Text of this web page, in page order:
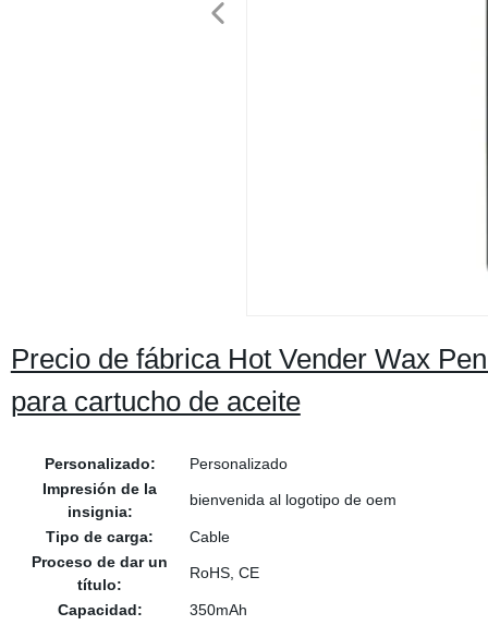
Precio de fábrica Hot Vender Wax
para cartucho de aceite
Personalizado:
Personalizado
Impresión de la
insignia:
bienvenida al logotipo de oem
Tipo de carga:
Cable
Proceso de dar un
título:
RoHS, CE
Capacidad:
350mAh